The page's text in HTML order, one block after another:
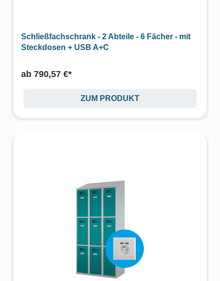
Schließfachschrank - 2 Abteile - 6 Fächer - mit
Steckdosen + USB A+C
ab 790,57 €*
ZUM PRODUKT